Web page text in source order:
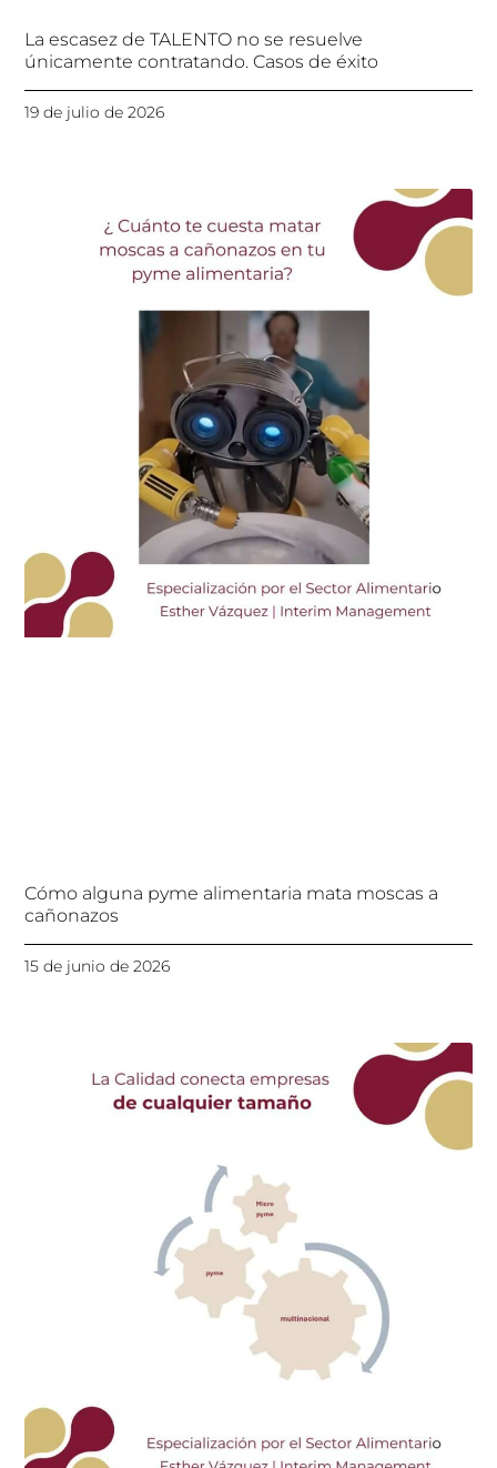
La escasez de TALENTO no se resuelve
únicamente contratando. Casos de éxito
19 de julio de 2026
Cómo alguna pyme alimentaria mata moscas a
cañonazos
15 de junio de 2026